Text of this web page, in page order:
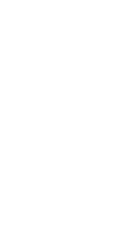
Vuelve el fútbol a
Aunque no fue un
fue de victoria
temporada. Roko
jugada y pone fin
Buscará la
en descenso y
son penúltimos
Málaga para esta